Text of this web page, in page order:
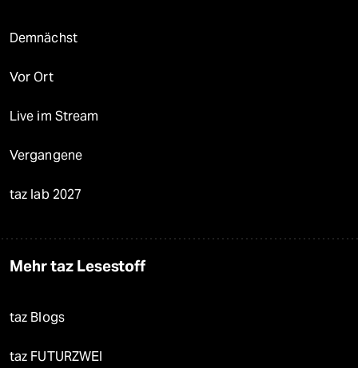
Demnächst
Vor Ort
Live im Stream
Vergangene
taz lab 2027
Mehr taz Lesestoff
taz Blogs
taz FUTURZWEI